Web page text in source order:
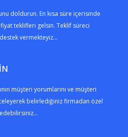
doldurun. En kısa süre içerisinde
teklifleri gelsin. Teklif süreci
vermekteyiz...
müşteri yorumlarını ve müşteri
belirlediğiniz firmadan özel